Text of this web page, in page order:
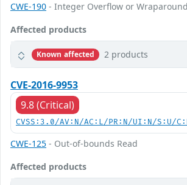
CWE-190 - Integer Overflow or Wraparound
Affected products
Known affected 2 products
CVE-2016-9953
9.8 (Critical)
CVSS:3.0/AV:N/AC:L/PR:N/UI:N/S:U/
CWE-125 - Out-of-bounds Read
Affected products